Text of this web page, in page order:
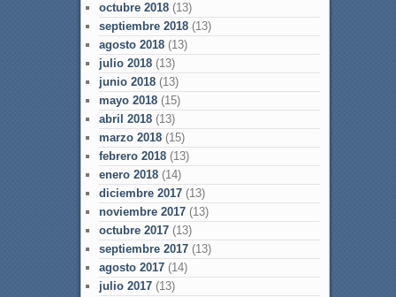
octubre 2018(13)
septiembre 2018(13)
agosto 2018(13)
julio 2018(13)
junio 2018(13)
mayo 2018(15)
abril 2018(13)
marzo 2018(15)
febrero 2018(13)
enero 2018(14)
diciembre 2017(13)
noviembre 2017(13)
octubre 2017(13)
septiembre 2017(13)
agosto 2017(14)
julio 2017(13)